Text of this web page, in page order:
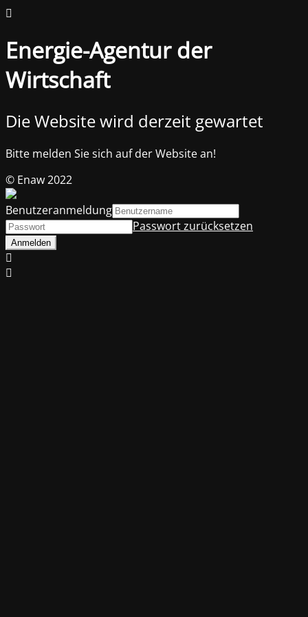
Energie-Agentur der
Wirtschaft
Die Website wird derzeit gewartet
Bitte melden Sie sich auf der Website an!
© Enaw 2022
Benutzeranmeldung
Passwort zurücksetzen